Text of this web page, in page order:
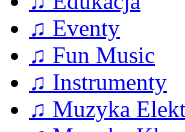
♫ Eventy
♫ Fun Music
♫ Instrumenty
♫ Muzyka